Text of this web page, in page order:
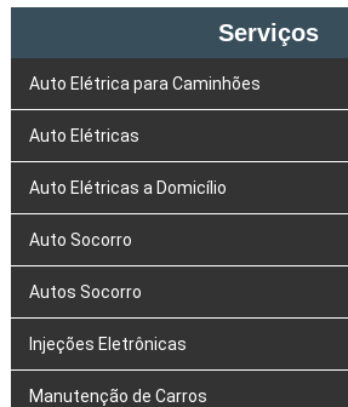
Serviços
Auto Elétrica para Caminhões
Auto Elétricas
Auto Elétricas a Domicílio
Auto Socorro
Autos Socorro
Injeções Eletrônicas
Manutenção de Carros